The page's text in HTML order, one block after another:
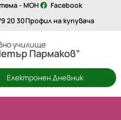
- МОН
Facebook
20 30Профил на купувача
училище
Пармаков”
Електронен Дневник